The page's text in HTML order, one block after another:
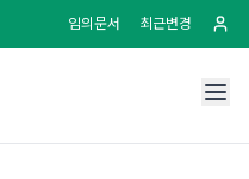
임의문서 최근변경